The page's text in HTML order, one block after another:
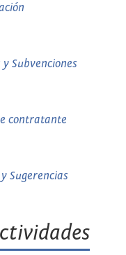
y Subvenciones
contratante
Sugerencias